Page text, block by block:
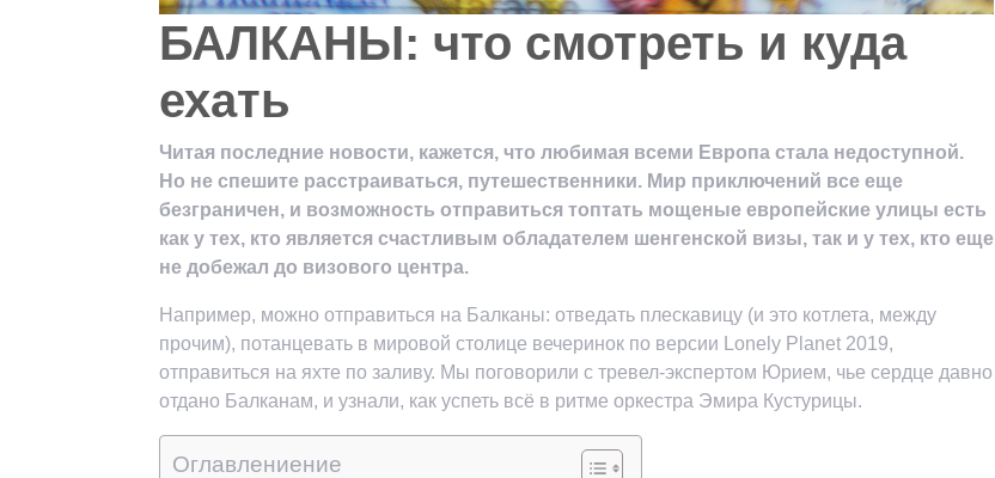
БАЛКАНЫ: что смотреть и куда
ехать
Читая последние новости, кажется, что любимая всеми Европа стала недоступной.
Но не спешите расстраиваться, путешественники. Мир приключений все еще
безграничен, и возможность отправиться топтать мощеные европейские улицы есть
как у тех, кто является счастливым обладателем шенгенской визы, так и у тех, кто еще
не добежал до визового центра.
Например, можно отправиться на Балканы: отведать плескавицу (и это котлета, между
прочим), потанцевать в мировой столице вечеринок по версии Lonely Planet 2019,
отправиться на яхте по заливу. Мы поговорили с тревел-экспертом Юрием, чье сердце давно
отдано Балканам, и узнали, как успеть всё в ритме оркестра Эмира Кустурицы.
Оглавлениение